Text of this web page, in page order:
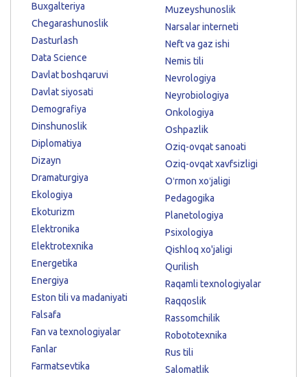
Buxgalteriya
Chegarashunoslik
Dasturlash
Data Science
Davlat boshqaruvi
Davlat siyosati
Demografiya
Dinshunoslik
Diplomatiya
Dizayn
Dramaturgiya
Ekologiya
Ekoturizm
Elektronika
Elektrotexnika
Energetika
Energiya
Eston tili va madaniyati
Falsafa
Fan va texnologiyalar
Fanlar
Farmatsevtika
Muzeyshunoslik
Narsalar interneti
Neft va gaz ishi
Nemis tili
Nevrologiya
Neyrobiologiya
Onkologiya
Oshpazlik
Oziq-ovqat sanoati
Oziq-ovqat xavfsizligi
Oʻrmon xoʻjaligi
Pedagogika
Planetologiya
Psixologiya
Qishloq xo'jaligi
Qurilish
Raqamli texnologiyalar
Raqqoslik
Rassomchilik
Robototexnika
Rus tili
Salomatlik